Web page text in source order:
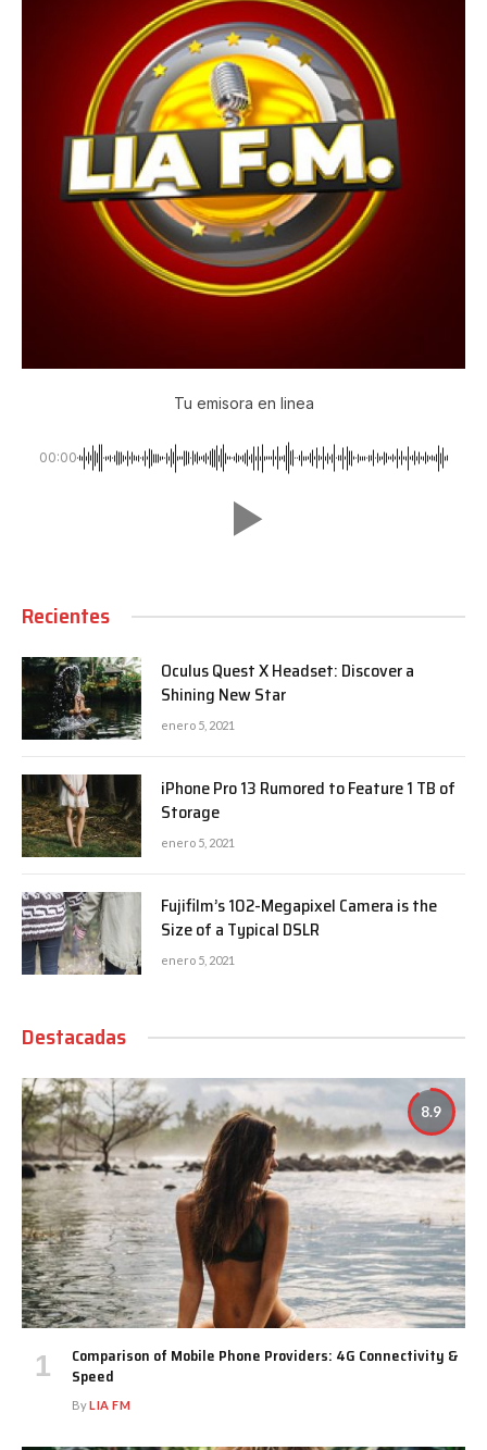
Tu emisora en linea
00:00
Recientes
Oculus Quest X Headset: Discover a
Shining New Star
enero 5, 2021
iPhone Pro 13 Rumored to Feature 1 TB of
Storage
enero 5, 2021
Fujifilm’s 102-Megapixel Camera is the
Size of a Typical DSLR
enero 5, 2021
Destacadas
8.9
Comparison of Mobile Phone Providers: 4G Connectivity &
Speed
ByLIA FM